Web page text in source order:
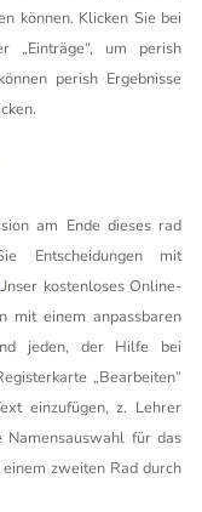
können. Klicken Sie bei
„Einträge“, um perish
perish Ergebnisse
am Ende dieses rad
Entscheidungen mit
kostenloses Online-
mit einem anpassbaren
jeden, der Hilfe bei
„Bearbeiten“
einzufügen, z. Lehrer
für das
zweiten Rad durch